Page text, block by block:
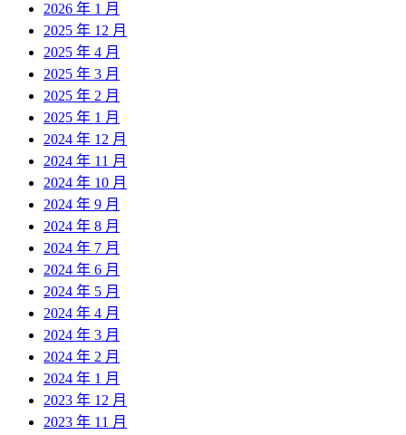
2026 年 1 月
2025 年 12 月
2025 年 4 月
2025 年 3 月
2025 年 2 月
2025 年 1 月
2024 年 12 月
2024 年 11 月
2024 年 10 月
2024 年 9 月
2024 年 8 月
2024 年 7 月
2024 年 6 月
2024 年 5 月
2024 年 4 月
2024 年 3 月
2024 年 2 月
2024 年 1 月
2023 年 12 月
2023 年 11 月